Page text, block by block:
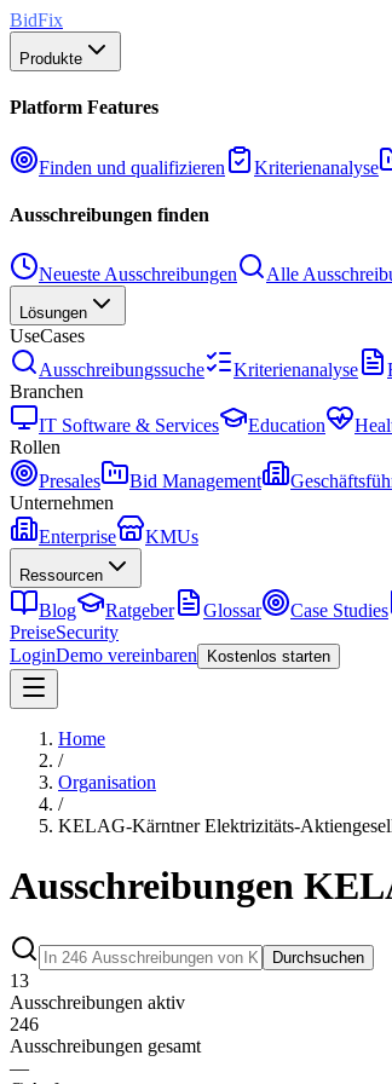
BidFix
Produkte
Platform Features
Finden und qualifizieren Kriterienanalyse
Ausschreibungen finden
Neueste Ausschreibungen Alle
Lösungen
UseCases
Ausschreibungssuche
Kriterienanalyse
Branchen
IT Software & Services
Education
Rollen
Presales
Bid Management
Unternehmen
Enterprise
KMUs
Ressourcen
Blog Ratgeber Glossar Case Studies
PreiseSecurity
LoginDemo vereinbaren Kostenlos starten
Home
/
Organisation
/
KELAG-Kärntner Elektrizitäts-
Ausschreibungen
Durchsuchen
13
Ausschreibungen aktiv
246
Ausschreibungen gesamt
—